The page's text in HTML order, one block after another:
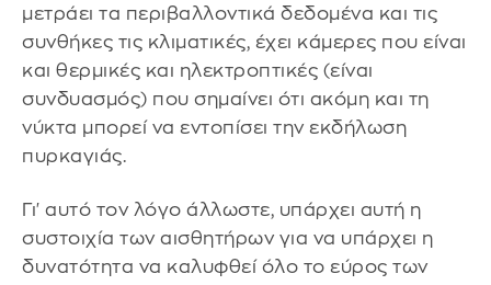
μετράει τα περιβαλλοντικά δεδομένα και τις
συνθήκες τις κλιματικές, έχει κάμερες που είναι
και θερμικές και ηλεκτροπτικές (είναι
συνδυασμός) που σημαίνει ότι ακόμη και τη
νύκτα μπορεί να εντοπίσει την εκδήλωση
πυρκαγιάς.
Γι' αυτό τον λόγο άλλωστε, υπάρχει αυτή η
συστοιχία των αισθητήρων για να υπάρχει η
δυνατότητα να καλυφθεί όλο το εύρος των